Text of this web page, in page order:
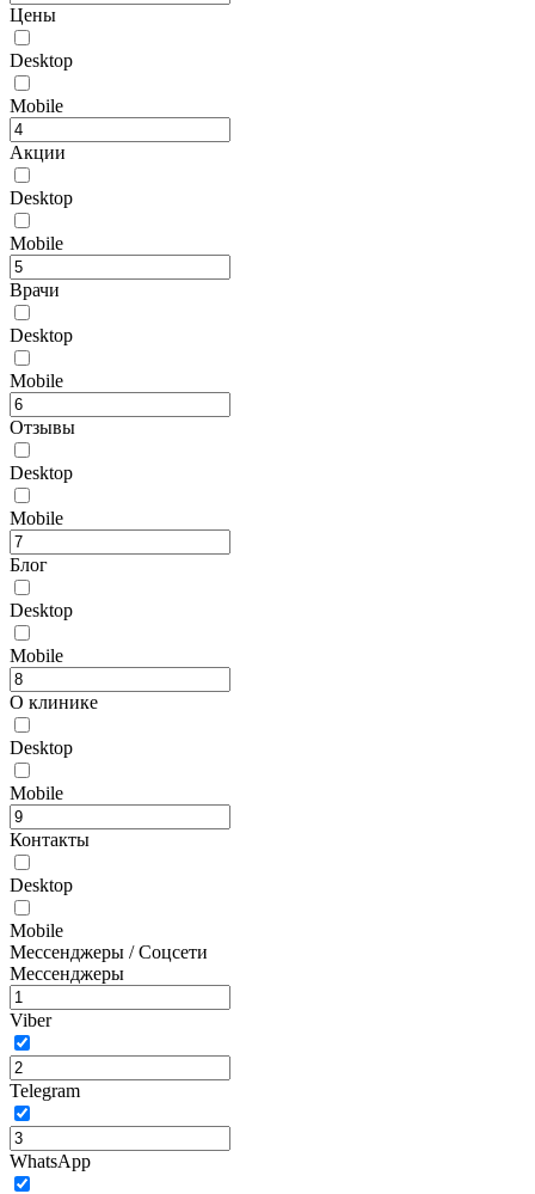
Цены
Desktop
Mobile
Акции
Desktop
Mobile
Врачи
Desktop
Mobile
Отзывы
Desktop
Mobile
Блог
Desktop
Mobile
О клинике
Desktop
Mobile
Контакты
Desktop
Mobile
Мессенджеры / Соцсети
Мессенджеры
Viber
Telegram
WhatsApp